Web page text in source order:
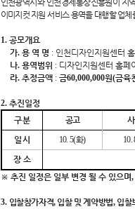
인천광역시와 인천경제통상진흥원이 지
이미지컷 지원 서비스 용역을 대행할 업체
1. 공모개요
가. 용 역 명 : 인천디자인지원센터
나. 용역범위 : 디자인지원센터 홈페
라. 추정금액 : 금60,000,000원(금육
2. 추진일정
구 분
공 고
일 시
10. 5(화)
10.
장 소
※ 추진 일정은 일부 변경 될 수 있으며,
3. 입찰참가자격, 입찰 및 계약방법, 입찰